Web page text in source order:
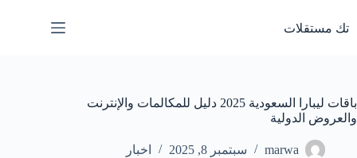
إلى
المحتوى
تك مستقلات
باقات ليبارا السعودية 2025 دليل للمكالمات والإنترنت
والعروض الدولية
marwa سبتمبر 8, 2025 اخبار